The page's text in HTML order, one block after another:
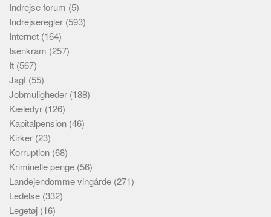
Indrejse forum (5)
Indrejseregler (593)
Internet (164)
Isenkram (257)
It (567)
Jagt (55)
Jobmuligheder (188)
Kæledyr (126)
Kapitalpension (46)
Kirker (23)
Korruption (68)
Kriminelle penge (56)
Landejendomme vingårde (271)
Ledelse (332)
Legetøj (16)